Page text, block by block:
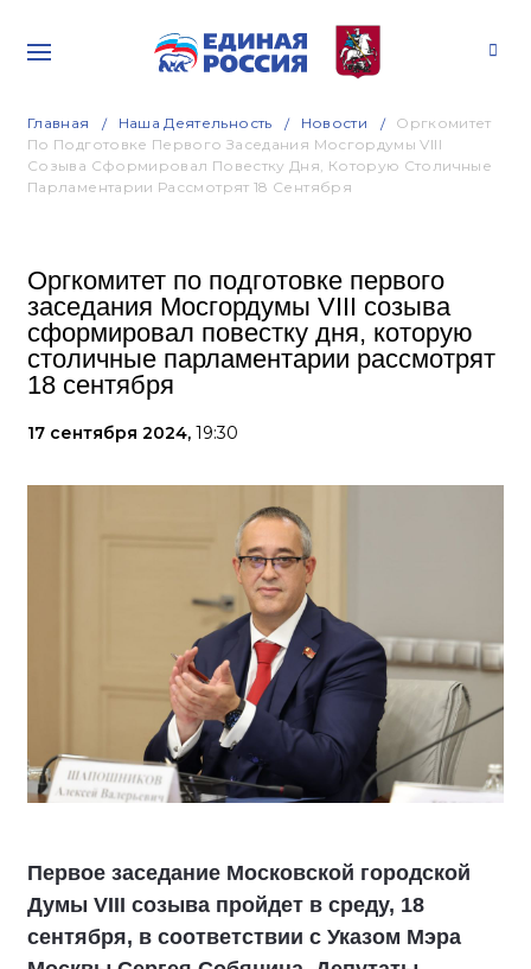
Главная Наша Деятельность Новости
Оргкомитет
По Подготовке Первого Заседания Мосгордумы VIII
Созыва Сформировал Повестку Дня, Которую Столичные
Парламентарии Рассмотрят 18 Сентября
Оргкомитет по подготовке первого
заседания Мосгордумы VIII созыва
сформировал повестку дня, которую
столичные парламентарии рассмотрят
18 сентября
17 сентября 2024, 19:30
Первое заседание Московской городской
Думы VIII созыва пройдет в среду, 18
сентября, в соответствии с Указом Мэра